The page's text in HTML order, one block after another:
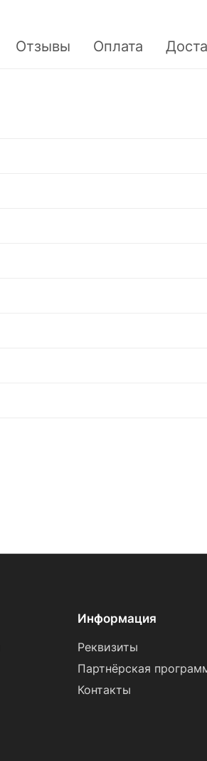
Отзывы Оплата
Информация
Реквизиты
Партнёрская
Контакты